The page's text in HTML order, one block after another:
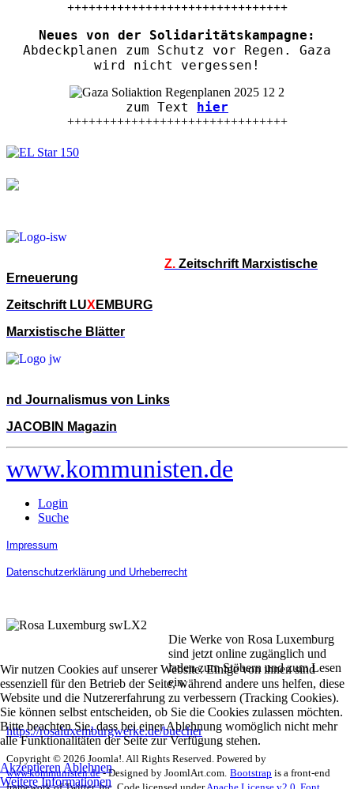
+++++++++++++++++++++++++++++++
Neues von der Solidaritätskampagne:
Abdeckplanen zum Schutz vor Regen. Gaza
wird nicht vergessen!
zum Text hier
+++++++++++++++++++++++++++++++
Z. Zeitschrift Marxistische
Erneuerung
Zeitschrift LUX EMBURG
Marxistische Blätter
nd Journalismus von Links
JACOBIN Magazin
www.kommunisten.de
Login
Suche
Impressum
Datenschutzerklärung und Urheberrecht
Die Werke von Rosa Luxemburg
sind jetzt online zugänglich und
laden zum Stöbern und zum Lesen
ein:
https://rosaluxemburgwerke.de/buecher
Copyright © 2026 Joomla!. All Rights Reserved. Powered by
www.kommunisten.de- Designed by JoomlArt.com. Bootstrap is a front-end
Wir nutzen Cookies auf unserer Website. Einige von ihnen sind
essenziell für den Betrieb der Seite, während andere uns helfen, diese
Website und die Nutzererfahrung zu verbessern (Tracking Cookies).
Sie können selbst entscheiden, ob Sie die Cookies zulassen möchten.
Bitte beachten Sie, dass bei einer Ablehnung womöglich nicht mehr
alle Funktionalitäten der Seite zur Verfügung stehen.
Akzeptieren Ablehnen
Weitere Informationen